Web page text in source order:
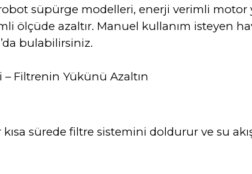
süpürge modelleri, enerji verimli motor
ölçüde azaltır. Manuel kullanım isteyen
bulabilirsiniz.
Filtrenin Yükünü Azaltın
sürede filtre sistemini doldurur ve su